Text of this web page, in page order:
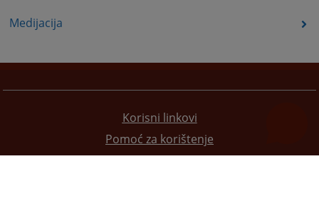
Medijacija
Korisni linkovi
Pomoć za korištenje